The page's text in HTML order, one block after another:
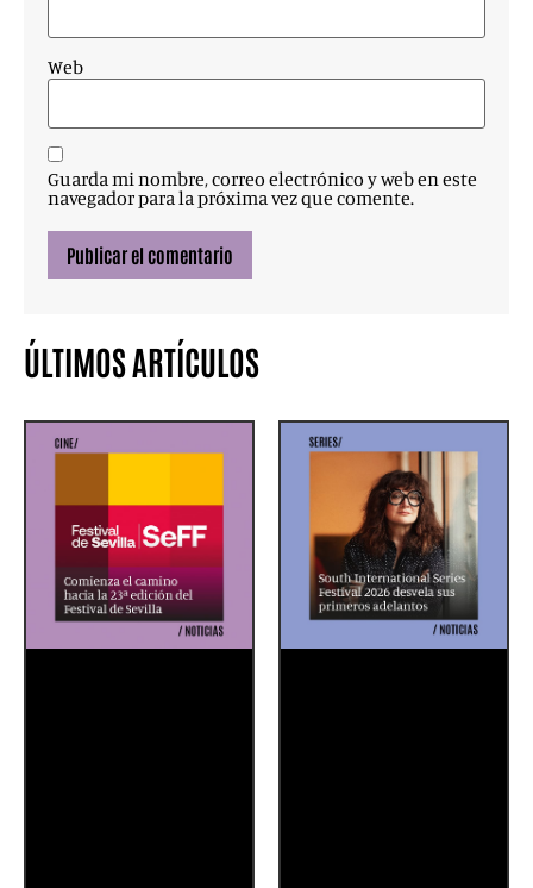
Web
Guarda mi nombre, correo electrónico y web en este
navegador para la próxima vez que comente.
ÚLTIMOS ARTÍCULOS